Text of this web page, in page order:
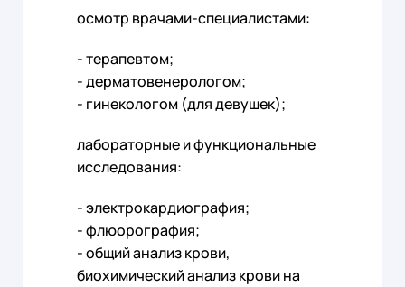
осмотр врачами-специалистами:
- терапевтом;
- дерматовенерологом;
- гинекологом (для девушек);
лабораторные и функциональные
исследования:
- электрокардиография;
- флюорография;
- общий анализ крови,
биохимический анализ крови на